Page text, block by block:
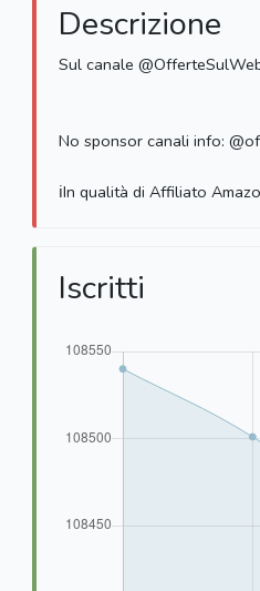
Descrizione
Sul canale
No sponsor canali info:
ℹ️In qualità di Affiliato
Iscritti